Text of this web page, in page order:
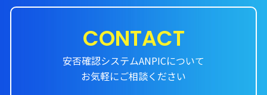
CONTACT
安否確認システムANPICについて
お気軽にご相談ください